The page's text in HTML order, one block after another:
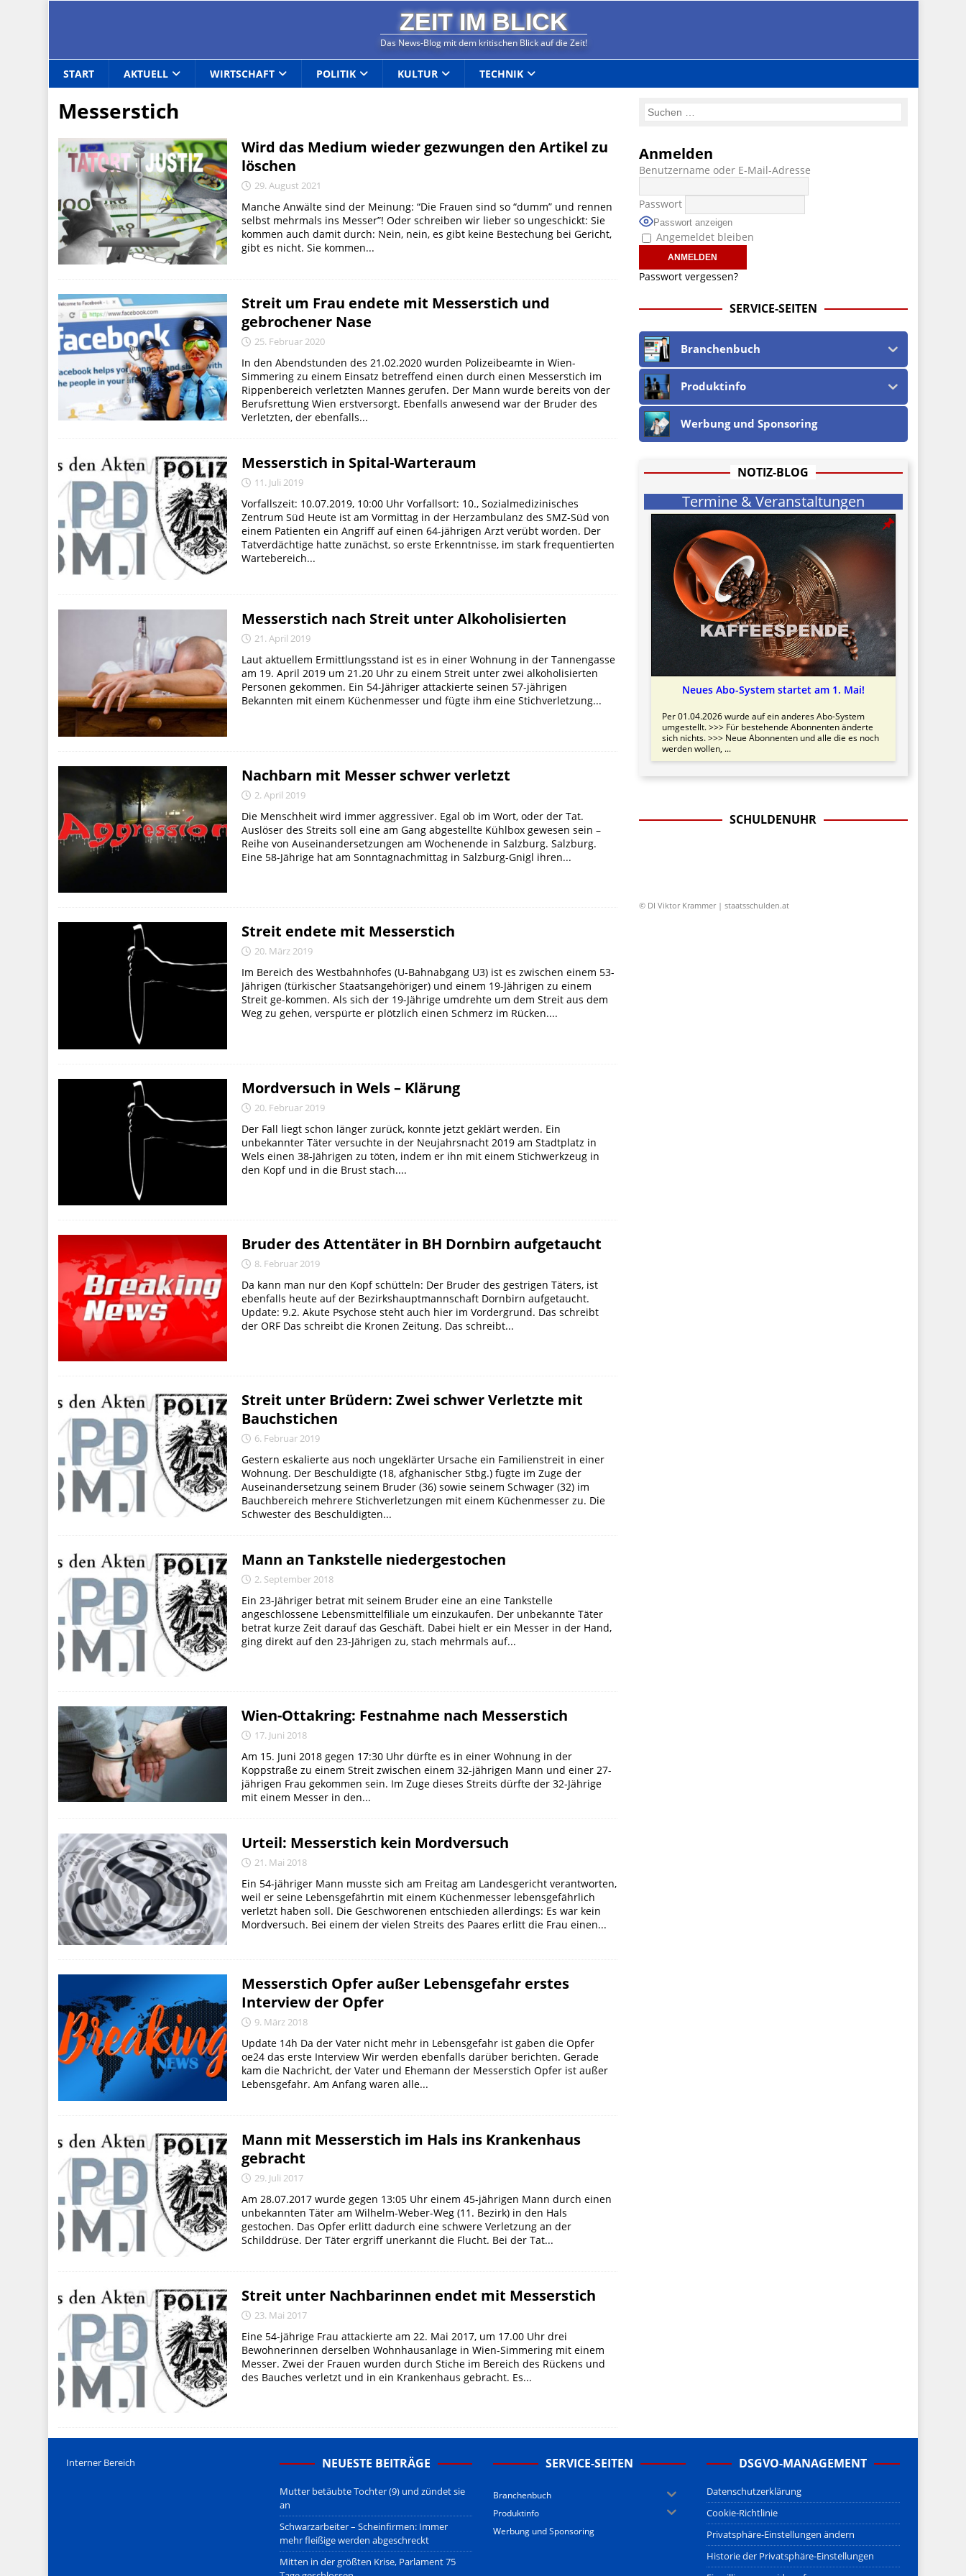
ZEIT IM BLICK
Das News-Blog mit dem kritischen Blick auf die Zeit!
START AKTUELL WIRTSCHAFT POLITIK KULTUR TECHNIK
Messerstich
Wird das Medium wieder gezwungen den Artikel zu
löschen
29. August 2021
Manche Anwälte sind der Meinung: “Die Frauen sind so “dumm” und rennen
selbst mehrmals ins Messer”! Oder schreiben wir lieber so ungeschickt: Sie
kommen auch damit durch: Nein, nein, es gibt keine Bestechung bei Gericht,
gibt es nicht. Sie kommen...
Streit um Frau endete mit Messerstich und
gebrochener Nase
25. Februar 2020
In den Abendstunden des 21.02.2020 wurden Polizeibeamte in Wien-
Simmering zu einem Einsatz betreffend einen durch einen Messerstich im
Rippenbereich verletzten Mannes gerufen. Der Mann wurde bereits von der
Berufsrettung Wien erstversorgt. Ebenfalls anwesend war der Bruder des
Verletzten, der ebenfalls...
Messerstich in Spital-Warteraum
11. Juli 2019
Vorfallszeit: 10.07.2019, 10:00 Uhr Vorfallsort: 10., Sozialmedizinisches
Zentrum Süd Heute ist am Vormittag in der Herzambulanz des SMZ-Süd von
einem Patienten ein Angriff auf einen 64-jährigen Arzt verübt worden. Der
Tatverdächtige hatte zunächst, so erste Erkenntnisse, im stark frequentierten
Wartebereich...
Messerstich nach Streit unter Alkoholisierten
21. April 2019
Laut aktuellem Ermittlungsstand ist es in einer Wohnung in der Tannengasse
am 19. April 2019 um 21.20 Uhr zu einem Streit unter zwei alkoholisierten
Personen gekommen. Ein 54-Jähriger attackierte seinen 57-jährigen
Bekannten mit einem Küchenmesser und fügte ihm eine Stichverletzung...
Nachbarn mit Messer schwer verletzt
2. April 2019
Die Menschheit wird immer aggressiver. Egal ob im Wort, oder der Tat.
Auslöser des Streits soll eine am Gang abgestellte Kühlbox gewesen sein –
Reihe von Auseinandersetzungen am Wochenende in Salzburg. Salzburg.
Eine 58-Jährige hat am Sonntagnachmittag in Salzburg-Gnigl ihren...
Streit endete mit Messerstich
20. März 2019
Im Bereich des Westbahnhofes (U-Bahnabgang U3) ist es zwischen einem 53-
Jährigen (türkischer Staatsangehöriger) und einem 19-Jährigen zu einem
Streit ge-kommen. Als sich der 19-Jährige umdrehte um dem Streit aus dem
Weg zu gehen, verspürte er plötzlich einen Schmerz im Rücken....
Mordversuch in Wels – Klärung
20. Februar 2019
Der Fall liegt schon länger zurück, konnte jetzt geklärt werden. Ein
unbekannter Täter versuchte in der Neujahrsnacht 2019 am Stadtplatz in
Wels einen 38-Jährigen zu töten, indem er ihn mit einem Stichwerkzeug in
den Kopf und in die Brust stach....
Bruder des Attentäter in BH Dornbirn aufgetaucht
8. Februar 2019
Da kann man nur den Kopf schütteln: Der Bruder des gestrigen Täters, ist
ebenfalls heute auf der Bezirkshauptmannschaft Dornbirn aufgetaucht.
Update: 9.2. Akute Psychose steht auch hier im Vordergrund. Das schreibt
der ORF Das schreibt die Kronen Zeitung. Das schreibt...
Streit unter Brüdern: Zwei schwer Verletzte mit
Bauchstichen
6. Februar 2019
Gestern eskalierte aus noch ungeklärter Ursache ein Familienstreit in einer
Wohnung. Der Beschuldigte (18, afghanischer Stbg.) fügte im Zuge der
Auseinandersetzung seinem Bruder (36) sowie seinem Schwager (32) im
Bauchbereich mehrere Stichverletzungen mit einem Küchenmesser zu. Die
Schwester des Beschuldigten...
Mann an Tankstelle niedergestochen
2. September 2018
Ein 23-Jähriger betrat mit seinem Bruder eine an eine Tankstelle
angeschlossene Lebensmittelfiliale um einzukaufen. Der unbekannte Täter
betrat kurze Zeit darauf das Geschäft. Dabei hielt er ein Messer in der Hand,
ging direkt auf den 23-Jährigen zu, stach mehrmals auf...
Wien-Ottakring: Festnahme nach Messerstich
17. Juni 2018
Am 15. Juni 2018 gegen 17:30 Uhr dürfte es in einer Wohnung in der
Koppstraße zu einem Streit zwischen einem 32-jährigen Mann und einer 27-
jährigen Frau gekommen sein. Im Zuge dieses Streits dürfte der 32-Jährige
mit einem Messer in den...
Urteil: Messerstich kein Mordversuch
21. Mai 2018
Ein 54-jähriger Mann musste sich am Freitag am Landesgericht verantworten,
weil er seine Lebensgefährtin mit einem Küchenmesser lebensgefährlich
verletzt haben soll. Die Geschworenen entschieden allerdings: Es war kein
Mordversuch. Bei einem der vielen Streits des Paares erlitt die Frau einen...
Messerstich Opfer außer Lebensgefahr erstes
Interview der Opfer
9. März 2018
Update 14h Da der Vater nicht mehr in Lebensgefahr ist gaben die Opfer
oe24 das erste Interview Wir werden ebenfalls darüber berichten. Gerade
kam die Nachricht, der Vater und Ehemann der Messerstich Opfer ist außer
Lebensgefahr. Am Anfang waren alle...
Mann mit Messerstich im Hals ins Krankenhaus
gebracht
29. Juli 2017
Am 28.07.2017 wurde gegen 13:05 Uhr einem 45-jährigen Mann durch einen
unbekannten Täter am Wilhelm-Weber-Weg (11. Bezirk) in den Hals
gestochen. Das Opfer erlitt dadurch eine schwere Verletzung an der
Schilddrüse. Der Täter ergriff unerkannt die Flucht. Bei der Tat...
Streit unter Nachbarinnen endet mit Messerstich
23. Mai 2017
Eine 54-jährige Frau attackierte am 22. Mai 2017, um 17.00 Uhr drei
Bewohnerinnen derselben Wohnhausanlage in Wien-Simmering mit einem
Messer. Zwei der Frauen wurden durch Stiche im Bereich des Rückens und
des Bauches verletzt und in ein Krankenhaus gebracht. Es...
Anmelden
Benutzername oder E-Mail-Adresse
Passwort
Passwort anzeigen
Angemeldet bleiben
Passwort vergessen?
SERVICE-SEITEN
Branchenbuch
Produktinfo
Werbung und Sponsoring
NOTIZ-BLOG
Termine & Veranstaltungen
Neues Abo-System startet am 1. Mai!
Per 01.04.2026 wurde auf ein anderes Abo-System
umgestellt. >>> Für bestehende Abonnenten änderte
sich nichts. >>> Neue Abonnenten und alle die es noch
werden wollen, ...
SCHULDENUHR
© DI Viktor Krammer | staatsschulden.at
Interner Bereich NEUESTE BEITRÄGE
Mutter betäubte Tochter (9) und zündet sie
an
Schwarzarbeiter – Scheinfirmen: Immer
mehr fleißige werden abgeschreckt
Mitten in der größten Krise, Parlament 75
SERVICE-SEITEN
Branchenbuch
Produktinfo
Werbung und Sponsoring
DSGVO-MANAGEMENT
Datenschutzerklärung
Cookie-Richtlinie
Privatsphäre-Einstellungen ändern
Historie der Privatsphäre-Einstellungen